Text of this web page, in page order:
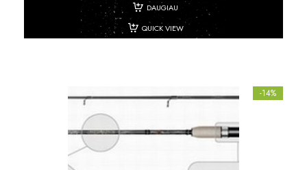
DAUGIAU
QUICK VIEW
-14%